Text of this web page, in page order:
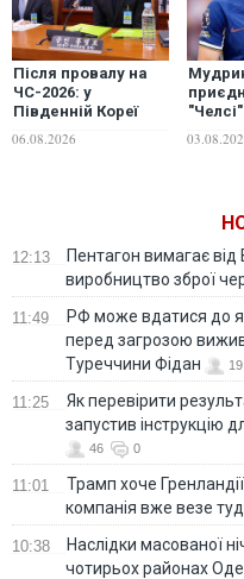
Після провалу на
ЧС-2026: у
Південній Кореї
призначення
06.08.2026
12:13
Пентагон вимагає
виробництво зброї
11:49
РФ може вдатися до
перед загрозою
Туреччини Фідан
19
11:25
Як перевірити
запустив інструкцію
46 0
11:01
Трамп хоче
компанія вже везе
10:38
Наслідки масованої
чотирьох районах